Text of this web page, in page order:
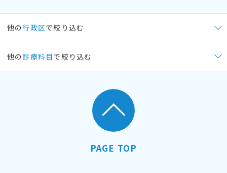
他の行政区で絞り込む
他の 診療科目で絞り込む
PAGE TOP